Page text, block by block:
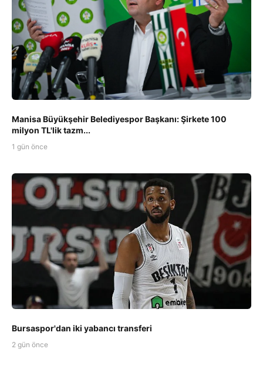
Manisa Büyükşehir Belediyespor Başkanı: Şirkete 100
milyon TL'lik tazm...
1 gün önce
Bursaspor'dan iki yabancı transferi
2 gün önce